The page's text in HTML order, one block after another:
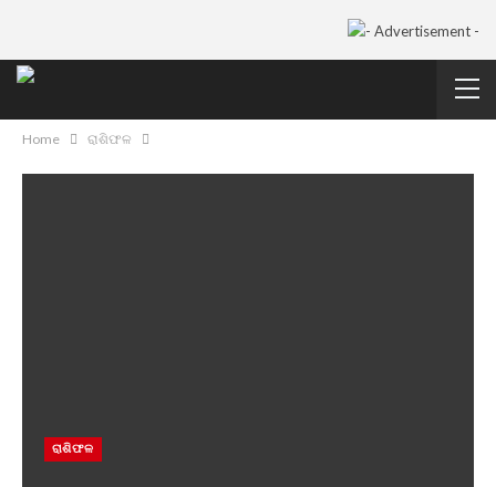
Home ରାଶିଫଳ
ରାଶିଫଳ